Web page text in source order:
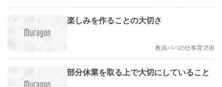
楽しみを作ることの大切さ
教員パパの仕事育児術
部分休業を取る上で大切にしていること